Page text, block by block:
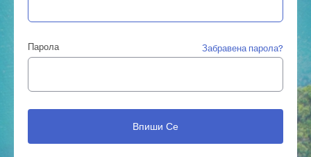
Парола Забравена парола?